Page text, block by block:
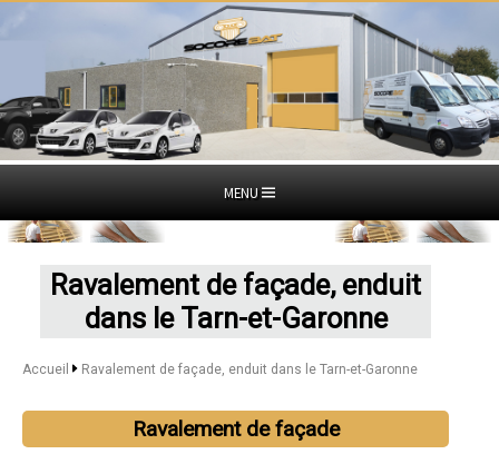
MENU
Ravalement de façade, enduit
dans le Tarn-et-Garonne
Accueil Ravalement de façade, enduit dans le Tarn-et-Garonne
Ravalement de façade